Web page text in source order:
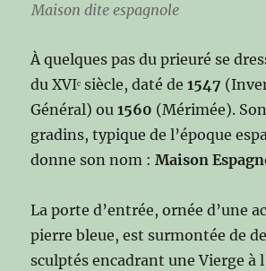
Maison dite espagnole
À quelques pas du prieuré se
du XVIᵉ siècle, daté de1547
Général) ou1560 (Mérimée).
gradins, typique de l’époque
donne son nom :Maison
La porte d’entrée, ornée d’une
pierre bleue, est surmontée de
sculptés encadrant une Vierge à